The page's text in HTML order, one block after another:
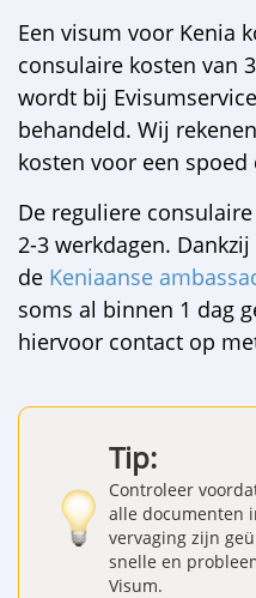
Een visum voor Kenia
consulaire kosten van
wordt bij
behandeld. Wij
kosten voor een
De reguliere
2-3 werkdagen.
de Keniaanse
soms al binnen 1 dag
hiervoor contact op
Tip:
Controleer
alle documenten
vervaging zijn
snelle en
Visum.